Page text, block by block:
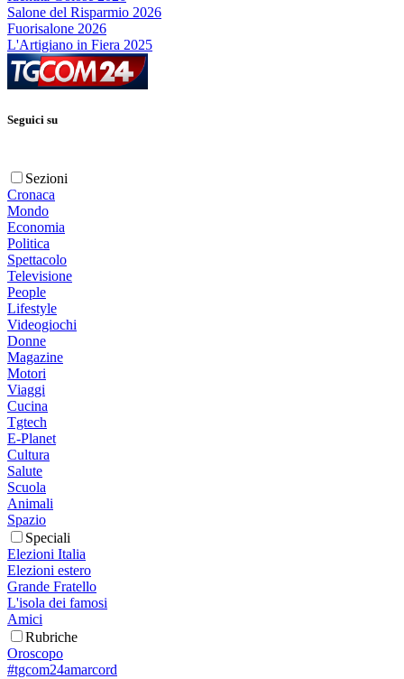
Salone del Risparmio 2026
Fuorisalone 2026
L'Artigiano in Fiera 2025
Seguici su
Sezioni
Cronaca
Mondo
Economia
Politica
Spettacolo
Televisione
People
Lifestyle
Videogiochi
Donne
Magazine
Motori
Viaggi
Cucina
Tgtech
E-Planet
Cultura
Salute
Scuola
Animali
Spazio
Speciali
Elezioni Italia
Elezioni estero
Grande Fratello
L'isola dei famosi
Amici
Rubriche
Oroscopo
#tgcom24amarcord